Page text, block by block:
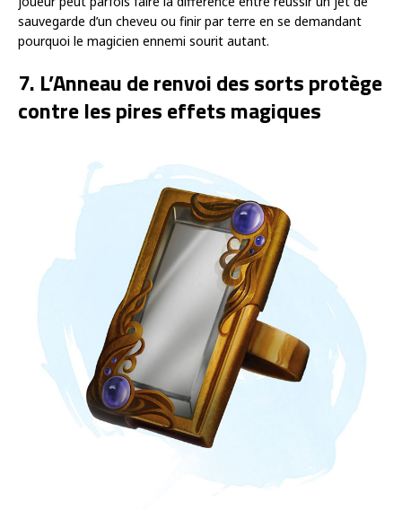
sauvegarde d’un cheveu ou finir par terre en se demandant
pourquoi le magicien ennemi sourit autant.
7. L’Anneau de renvoi des sorts protège
contre les pires effets magiques